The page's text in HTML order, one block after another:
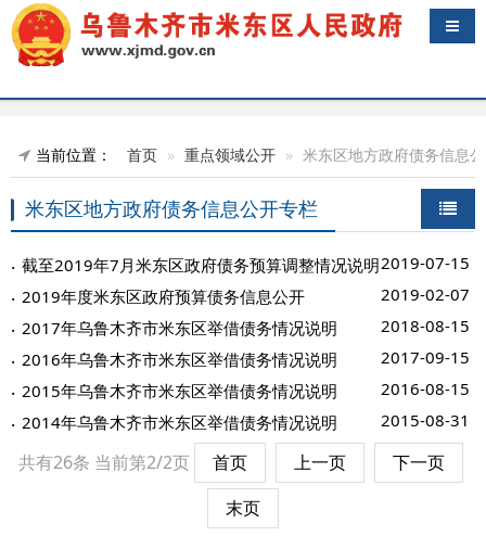
导航
当前位置： 首页 重点领域公开 米东区地方政府债务信息
米东区地方政府债务信息公开专栏
2019-07-15
截至2019年7月米东区政府债务预算调整情况说明
2019-02-07
2019年度米东区政府预算债务信息公开
2018-08-15
2017年乌鲁木齐市米东区举借债务情况说明
2017-09-15
2016年乌鲁木齐市米东区举借债务情况说明
2016-08-15
2015年乌鲁木齐市米东区举借债务情况说明
2015-08-31
2014年乌鲁木齐市米东区举借债务情况说明
共有26条 当前第2/2页 首页 上一页
下一页
末页